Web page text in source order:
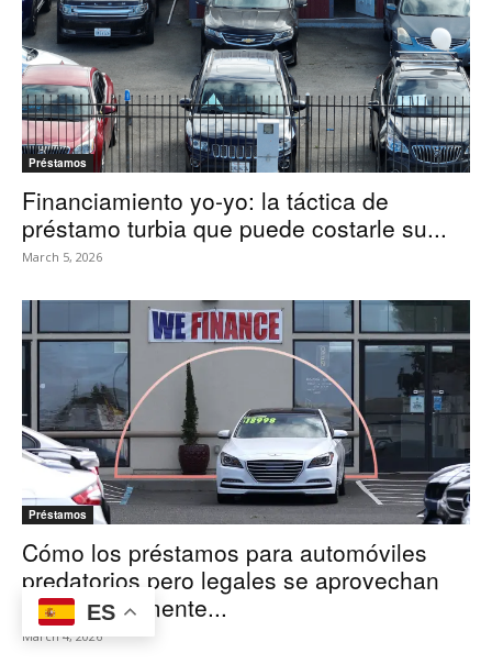
Préstamos
Financiamiento yo-yo: la táctica de
préstamo turbia que puede costarle su...
March 5, 2026
Préstamos
Cómo los préstamos para automóviles
predatorios pero legales se aprovechan
sistemáticamente...
March 4, 2026
ES